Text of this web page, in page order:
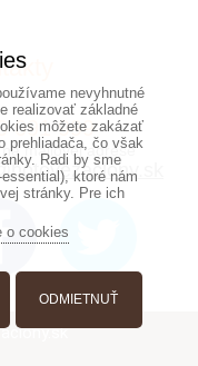
091 999
mailovej adrese
nevyhnutné
realizovať základné
môžete zakázať
prehliadača, čo však
Radi by sme
ktoré nám
stránky. Pre ich
o cookies
ODMIETNUŤ